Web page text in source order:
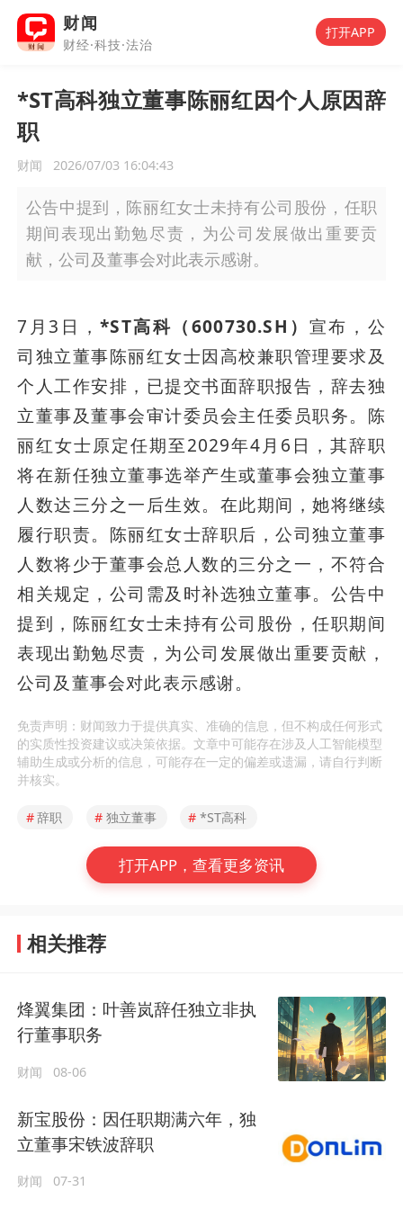
财闻
财经·科技·法治
打开APP
*ST高科独立董事陈丽红因个人原因辞
职
财闻 2026/07/03 16:04:43
公告中提到，陈丽红女士未持有公司股份，任职
期间表现出勤勉尽责，为公司发展做出重要贡
献，公司及董事会对此表示感谢。
7月3日，*ST高科（600730.SH） 宣布，公
司独立董事陈丽红女士因高校兼职管理要求及
个人工作安排，已提交书面辞职报告，辞去独
立董事及董事会审计委员会主任委员职务。陈
丽红女士原定任期至2029年4月6日，其辞职
将在新任独立董事选举产生或董事会独立董事
人数达三分之一后生效。在此期间，她将继续
履行职责。陈丽红女士辞职后，公司独立董事
人数将少于董事会总人数的三分之一，不符合
相关规定，公司需及时补选独立董事。公告中
提到，陈丽红女士未持有公司股份，任职期间
表现出勤勉尽责，为公司发展做出重要贡献，
公司及董事会对此表示感谢。
免责声明：财闻致力于提供真实、准确的信息，但不构成任何形式
的实质性投资建议或决策依据。文章中可能存在涉及人工智能模型
辅助生成或分析的信息，可能存在一定的偏差或遗漏，请自行判断
并核实。
#辞职 # 独立董事 # *ST高科
打开APP，查看更多资讯
相关推荐
烽翼集团：叶善岚辞任独立非执
行董事职务
财闻 08-06
新宝股份：因任职期满六年，独
立董事宋铁波辞职
财闻 07-31